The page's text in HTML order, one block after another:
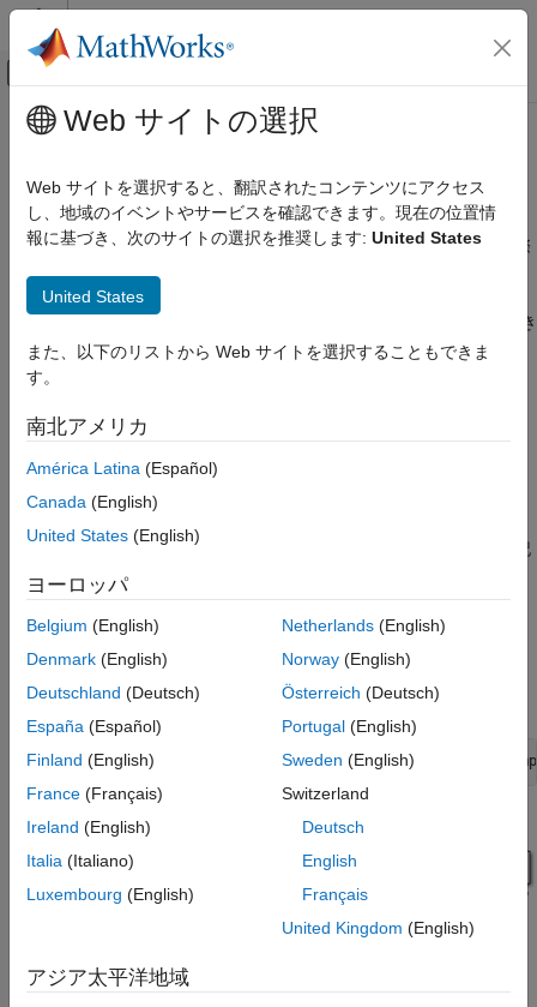
コンテンツへスキップ
オフキャンバス ナビゲーション メ
ドキュメンテーションのホーム
FPGA、ASIC、および SoC 開発
Fixed-Point Designer
データ型の変換とキャスト
Fixed-Point Designer
Fixed-Point Designer 入門
double から固定小数点へのキャスト
ミュレーション
傾きとバイアスのスケーリングを使用したシ
参考
メインコンテンツ
double から固定小数点へのキャス
ト
この例では、一般化固定小数点データ型を使用して連続した実際
fxpdemo_dbl2fix
Designer™ ソフトウェアの多くの重要な機能を調べることができ
ます。
スケーリング
丸め
シミュレーションの最小値と最大値のワークスペースへの記
オーバーフローの処理
モデルを開くには、MATLAB
コマンド ラインで次を入力しま
す。
openExample( 'fixedpoint/
が定義された正弦波信号を出力するように設定します。
Web サイトの選択
Web サイトを選択すると、翻訳されたコンテンツにアクセス
し、地域のイベントやサービスを確認できます。現在の位置情
報に基づき、次のサイトの選択を推奨します: United States
United States
また、以下のリストから Web サイトを選択することもできま
す。
南北アメリカ
América Latina (Español)
Canada (English)
United States (English)
ヨーロッパ
Belgium (English)
Denmark (English)
Deutschland (Deutsch)
España (Español)
Finland (English)
France (Français)
Ireland (English)
Italia (Italiano)
Luxembourg (English)
Netherlands(English)
Norway(English)
Österreich (Deutsch)
Portugal(English)
Sweden (English)
Switzerland
Deutsch
English
Français
United Kingdom (English)
アジア太平洋地域